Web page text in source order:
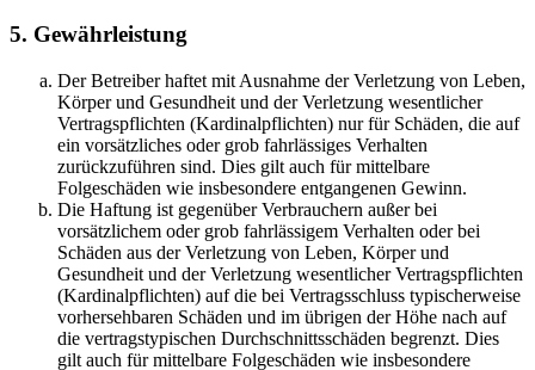
5. Gewährleistung
Der Betreiber haftet mit Ausnahme der Verletzung von Leben,
Körper und Gesundheit und der Verletzung wesentlicher
Vertragspflichten (Kardinalpflichten) nur für Schäden, die auf
ein vorsätzliches oder grob fahrlässiges Verhalten
zurückzuführen sind. Dies gilt auch für mittelbare
Folgeschäden wie insbesondere entgangenen Gewinn.
Die Haftung ist gegenüber Verbrauchern außer bei
vorsätzlichem oder grob fahrlässigem Verhalten oder bei
Schäden aus der Verletzung von Leben, Körper und
Gesundheit und der Verletzung wesentlicher Vertragspflichten
(Kardinalpflichten) auf die bei Vertragsschluss typischerweise
vorhersehbaren Schäden und im übrigen der Höhe nach auf
die vertragstypischen Durchschnittsschäden begrenzt. Dies
gilt auch für mittelbare Folgeschäden wie insbesondere